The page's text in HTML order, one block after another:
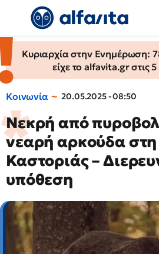
Κυριαρχία στην Ενημέρωση:
είχε το alfavita.gr στις
Κοινωνία 20.05.2025 - 08:50
Νεκρή από
νεαρή αρκούδα στη
Καστοριάς –
υπόθεση